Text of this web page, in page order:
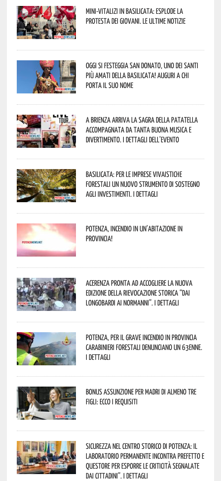
Mini-vitalizi in Basilicata: esplode la
protesta dei giovani. Le ultime notizie
Oggi si festeggia San Donato, uno dei Santi
più amati della Basilicata! Auguri a chi
porta il suo nome
A Brienza arriva la Sagra della Patatella
accompagnata da tanta buona musica e
divertimento. I dettagli dell’evento
Basilicata: per le imprese vivaistiche
forestali un nuovo strumento di sostegno
agli investimenti. I dettagli
Potenza, incendio in un’abitazione in
provincia!
Acerenza pronta ad accogliere la nuova
edizione della rievocazione storica “Dai
Longobardi ai Normanni”. I dettagli
Potenza, per il grave incendio in Provincia
Carabinieri forestali denunciano un 63enne.
I dettagli
Bonus assunzione per madri di almeno tre
figli: ecco i requisiti
Sicurezza nel Centro Storico di Potenza: il
Laboratorio Permanente incontra Prefetto e
Questore per esporre le criticità segnalate
dai cittadini”. I dettagli